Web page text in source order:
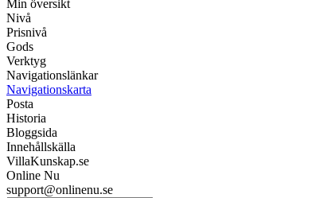
Min översikt
Nivå
Prisnivå
Gods
Verktyg
Navigationslänkar
Navigationskarta
Posta
Historia
Bloggsida
Innehållskälla
VillaKunskap.se
Online Nu
support@onlinenu.se